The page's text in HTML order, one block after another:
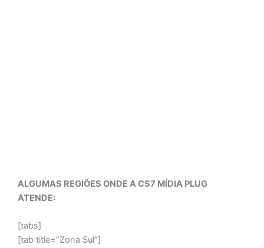
ALGUMAS REGIÕES ONDE A CS7 MÍDIA PLUG
ATENDE:
[tabs]
[tab title=”Zona Sul”]